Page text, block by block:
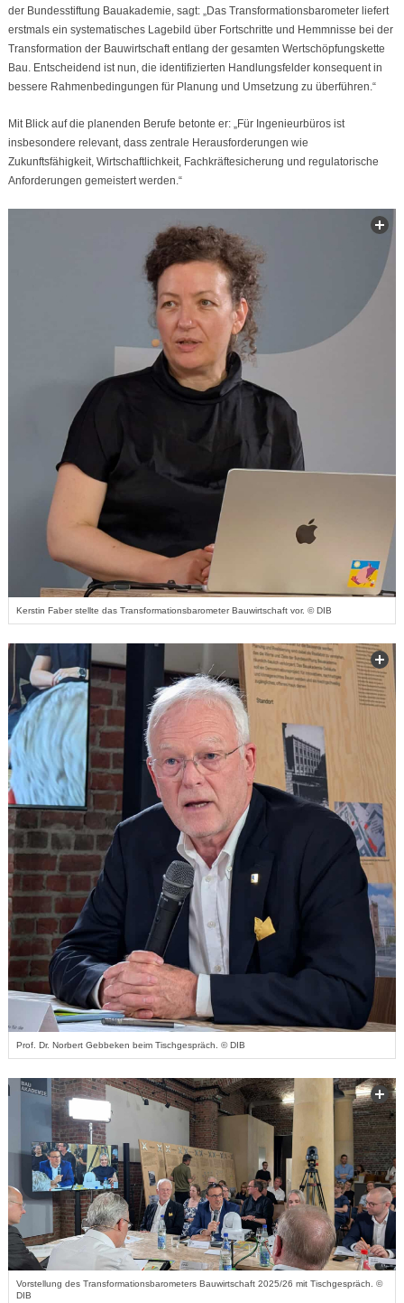
der Bundesstiftung Bauakademie, sagt: „Das Transformationsbarometer liefert
erstmals ein systematisches Lagebild über Fortschritte und Hemmnisse bei der
Transformation der Bauwirtschaft entlang der gesamten Wertschöpfungskette
Bau. Entscheidend ist nun, die identifizierten Handlungsfelder konsequent in
bessere Rahmenbedingungen für Planung und Umsetzung zu überführen.“
Mit Blick auf die planenden Berufe betonte er: „Für Ingenieurbüros ist
insbesondere relevant, dass zentrale Herausforderungen wie
Zukunftsfähigkeit, Wirtschaftlichkeit, Fachkräftesicherung und regulatorische
Anforderungen gemeistert werden.“
Kerstin Faber stellte das Transformationsbarometer Bauwirtschaft vor. © DIB
Prof. Dr. Norbert Gebbeken beim Tischgespräch. © DIB
Vorstellung des Transformationsbarometers Bauwirtschaft 2025/26 mit Tischgespräch. ©
DIB